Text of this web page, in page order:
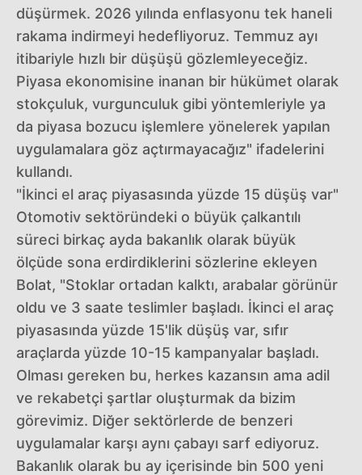
düşürmek. 2026 yılında enflasyonu tek haneli
rakama indirmeyi hedefliyoruz. Temmuz ayı
itibariyle hızlı bir düşüşü gözlemleyeceğiz.
Piyasa ekonomisine inanan bir hükümet olarak
stokçuluk, vurgunculuk gibi yöntemleriyle ya
da piyasa bozucu işlemlere yönelerek yapılan
uygulamalara göz açtırmayacağız" ifadelerini
kullandı.
"İkinci el araç piyasasında yüzde 15 düşüş var"
Otomotiv sektöründeki o büyük çalkantılı
süreci birkaç ayda bakanlık olarak büyük
ölçüde sona erdirdiklerini sözlerine ekleyen
Bolat, "Stoklar ortadan kalktı, arabalar görünür
oldu ve 3 saate teslimler başladı. İkinci el araç
piyasasında yüzde 15'lik düşüş var, sıfır
araçlarda yüzde 10-15 kampanyalar başladı.
Olması gereken bu, herkes kazansın ama adil
ve rekabetçi şartlar oluşturmak da bizim
görevimiz. Diğer sektörlerde de benzeri
uygulamalar karşı aynı çabayı sarf ediyoruz.
Bakanlık olarak bu ay içerisinde bin 500 yeni